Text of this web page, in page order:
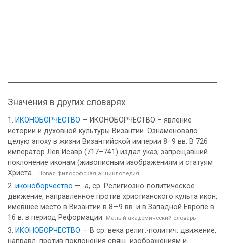
Значения в других словарях
ИКОНОБОРЧЕСТВО — ИКОНОБОРЧЕСТВО – явление
истории и духовной культуры Византии. Ознаменовало
целую эпоху в жизни Византийской империи 8–9 вв. В 726
император Лев Исавр (717–741) издал указ, запрещавший
поклонение иконам (живописным изображениям и статуям
Христа... Новая философская энциклопедия
иконоборчество — -а, ср. Религиозно-политическое
движение, направленное против христианского культа икон,
имевшее место в Византии в 8—9 вв. и в Западной Европе в
16 в. в период Реформации. Малый академический словарь
ИКОНОБОРЧЕСТВО — В ср. века религ.-политич. движение,
направл. против поклонения свящ. изображениям и